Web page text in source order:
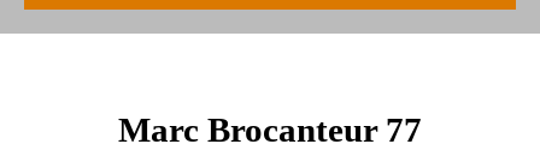
Marc Brocanteur 77